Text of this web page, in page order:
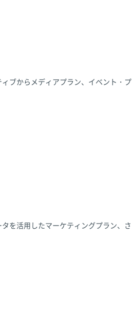
ブからメディアプラン、イベント・
を活用したマーケティングプラン、